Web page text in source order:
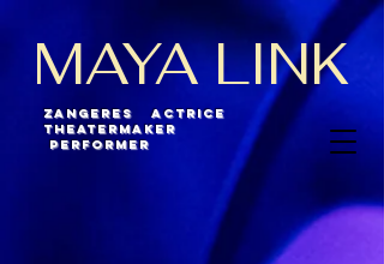
MAYA LINK
ZANGERES ACTRICE
THEATERMAKER
performer